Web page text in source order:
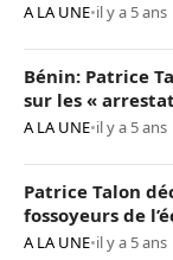
A LA UNE•il y a 5 ans
Bénin: Patrice
sur les «
A LA UNE•il y a 5 ans
Patrice Talon
fossoyeurs de
A LA UNE•il y a 5 ans